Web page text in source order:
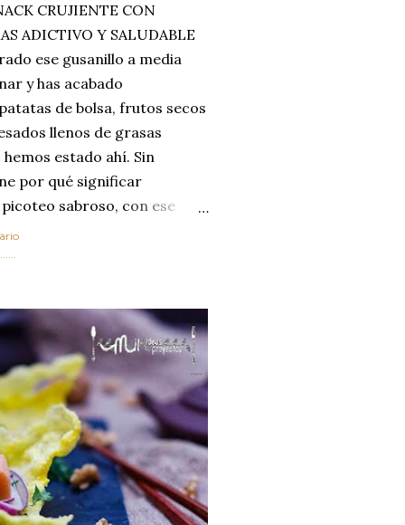
CRUJIENTE CON
ADICTIVO Y SALUDABLE
ese gusanillo a media
y has acabado
de bolsa, frutos secos
llenos de grasas
estado ahí. Sin
por qué significar
sabroso, con ese
tanto nos satisface.
van a cambiar por
invierno. Con esta receta
transformaremos un
la alubia de La Bañeza
cargado de proteína y
perfecto a los frutos se...